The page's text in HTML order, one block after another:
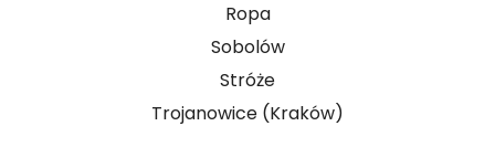
Ropa
Sobolów
Stróże
Trojanowice (Kraków)